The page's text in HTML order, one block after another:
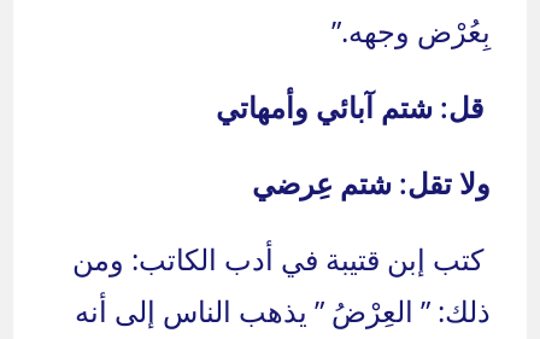
بِعُرْض وجهه.”
قل: شتم آبائي وأمهاتي
ولا تقل: شتم عِرضي
كتب إبن قتيبة في أدب الكاتب: ومن
ذلك: ” العِرْضُ ” يذهب الناس إلى أنه